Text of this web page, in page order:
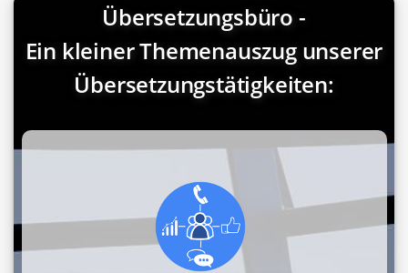
Übersetzungsbüro -
Ein kleiner Themenauszug unserer
Übersetzungstätigkeiten: